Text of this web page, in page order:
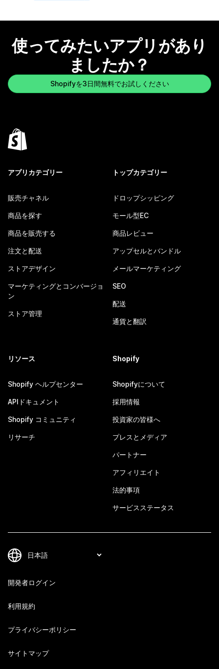
使ってみたいアプリがあり
ましたか？
Shopifyを3日間無料でお試しください
アプリカテゴリー
販売チャネル
商品を探す
商品を販売する
注文と配送
ストアデザイン
マーケティングとコンバージョ
ン
ストア管理
トップカテゴリー
ドロップシッピング
モール型EC
商品レビュー
アップセルとバンドル
メールマーケティング
SEO
配送
通貨と翻訳
リソース
Shopify ヘルプセンター
APIドキュメント
Shopify コミュニティ
リサーチ
Shopify
Shopifyについて
採用情報
投資家の皆様へ
プレスとメディア
パートナー
アフィリエイト
法的事項
サービスステータス
開発者ログイン
利用規約
プライバシーポリシー
サイトマップ